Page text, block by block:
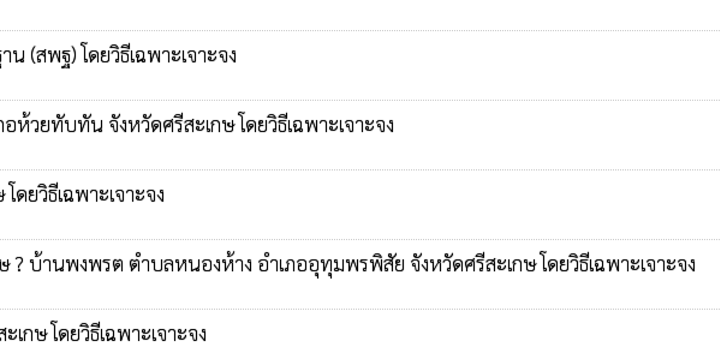
(สพฐ) โดยวิธีเฉพาะเจาะจง
ยทับทัน จังหวัดศรีสะเกษ โดยวิธีเฉพาะเจาะจง
ยวิธีเฉพาะเจาะจง
บ้านพงพรต ตำบลหนองห้าง อำเภออุทุมพรพิสัย จังหวัดศรีสะเกษ โดยวิธีเฉพาะเจาะจง
กษ โดยวิธีเฉพาะเจาะจง